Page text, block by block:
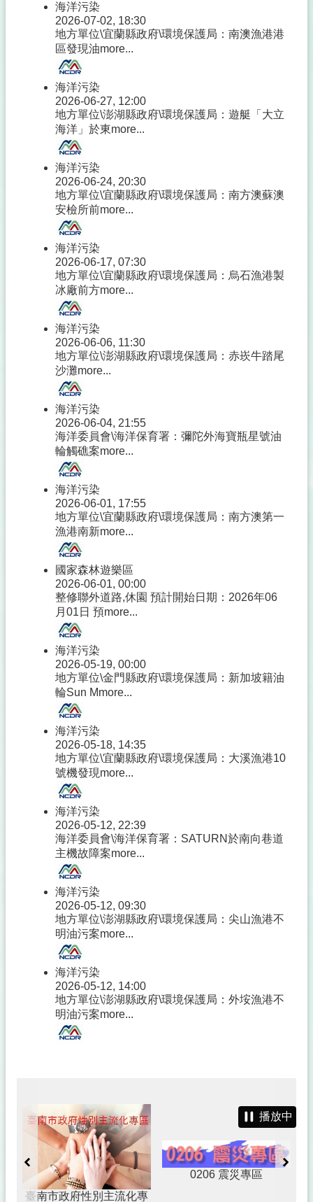
海洋污染
2026-07-02, 18:30
地方單位\宜蘭縣政府\環境保護局：南澳漁港港
區發現油more...
海洋污染
2026-06-27, 12:00
地方單位\澎湖縣政府\環境保護局：遊艇「大立
海洋」於東more...
海洋污染
2026-06-24, 20:30
地方單位\宜蘭縣政府\環境保護局：南方澳蘇澳
安檢所前more...
海洋污染
2026-06-17, 07:30
地方單位\宜蘭縣政府\環境保護局：烏石漁港製
冰廠前方more...
海洋污染
2026-06-06, 11:30
地方單位\澎湖縣政府\環境保護局：赤崁牛踏尾
沙灘more...
海洋污染
2026-06-04, 21:55
海洋委員會\海洋保育署：彌陀外海寶瓶星號油
輪觸礁案more...
海洋污染
2026-06-01, 17:55
地方單位\宜蘭縣政府\環境保護局：南方澳第一
漁港南新more...
國家森林遊樂區
2026-06-01, 00:00
整修聯外道路,休園 預計開始日期：2026年06
月01日 預more...
海洋污染
2026-05-19, 00:00
地方單位\金門縣政府\環境保護局：新加坡籍油
輪Sun Mmore...
海洋污染
2026-05-18, 14:35
地方單位\宜蘭縣政府\環境保護局：大溪漁港10
號機發現more...
海洋污染
2026-05-12, 22:39
海洋委員會\海洋保育署：SATURN於南向巷道
主機故障案more...
海洋污染
2026-05-12, 09:30
地方單位\澎湖縣政府\環境保護局：尖山漁港不
明油污案more...
海洋污染
2026-05-12, 14:00
地方單位\澎湖縣政府\環境保護局：外垵漁港不
明油污案more...
播放中
臺南市政府性別主流化專
0206 震災專區